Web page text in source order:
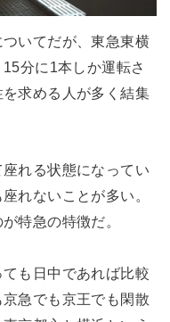
いてだが、東急東横
分に1本しか運転さ
求める人が多く結集
れる状態になってい
れないことが多い。
特急の特徴だ。
も日中であれば比較
急でも京王でも閑散